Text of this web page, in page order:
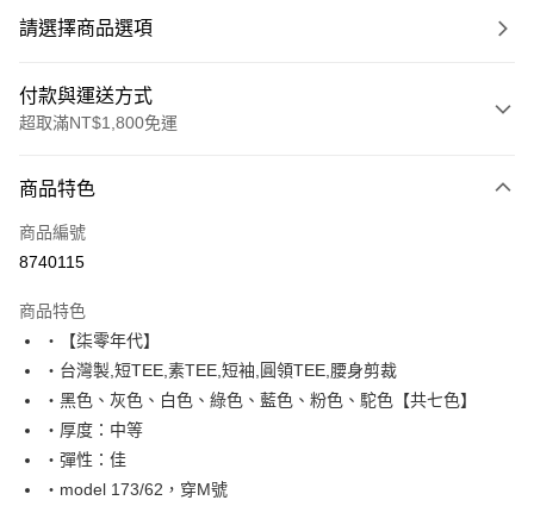
請選擇商品選項
付款與運送方式
超取滿NT$1,800免運
信用卡一次付款
超商取貨付款
Apple Pay
街口支付
悠遊付
Google Pay
商品特色
商品編號
8740115
商品特色
‧【柒零年代】
‧台灣製,短TEE,素TEE,短袖,圓領TEE,腰身剪裁
‧黑色、灰色、白色、綠色、藍色、粉色、駝色【共七色】
‧厚度：中等
‧彈性：佳
‧model 173/62，穿M號